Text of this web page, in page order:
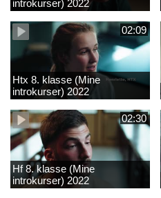
introkurser) 2022
02:09
Htx 8. klasse (Mine
introkurser) 2022
02:30
Hf 8. klasse (Mine
introkurser) 2022